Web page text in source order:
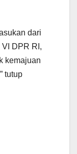
dari
DPR RI,
kemajuan
tutup